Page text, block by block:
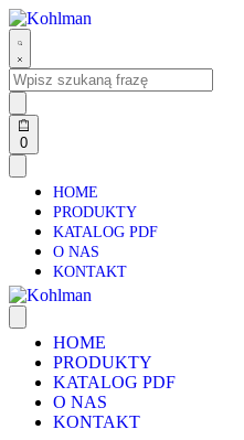
0
HOME
PRODUKTY
KATALOG PDF
O NAS
KONTAKT
HOME
PRODUKTY
KATALOG PDF
O NAS
KONTAKT